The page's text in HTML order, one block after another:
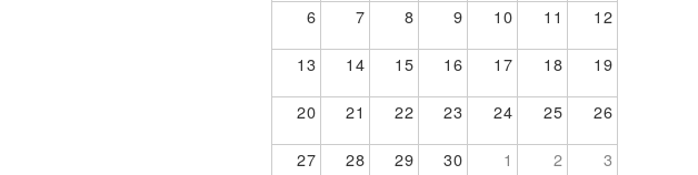
6 7 8 9 10 11 12
13 14 15 16 17 18 19
20 21 22 23 24 25 26
27 28 29 30 1 2 3